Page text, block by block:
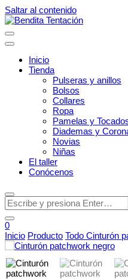
Saltar al contenido
Bendita
Inicio
Tienda
Pulseras y anillos
Bolsos
Collares
Ropa
Pamelas y
Diademas y
Novias
Niñas
El taller
Conócenos
¿Buscas
algo?
0
Inicio Producto Todo Cinturón